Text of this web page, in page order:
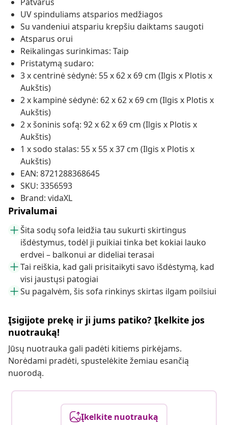
UV spinduliams atsparios medžiagos
Su vandeniui atspariu krepšiu daiktams saugoti
Atsparus orui
Reikalingas surinkimas: Taip
Pristatymą sudaro:
3 x centrinė sėdynė: 55 x 62 x 69 cm (Ilgis x Plotis x
Aukštis)
2 x kampinė sėdynė: 62 x 62 x 69 cm (Ilgis x Plotis x
Aukštis)
2 x šoninis sofą: 92 x 62 x 69 cm (Ilgis x Plotis x
Aukštis)
1 x sodo stalas: 55 x 55 x 37 cm (Ilgis x Plotis x
Aukštis)
EAN: 8721288368645
SKU: 3356593
Brand: vidaXL
Privalumai
Šita sodų sofa leidžia tau sukurti skirtingus
išdėstymus, todėl ji puikiai tinka bet kokiai lauko
erdvei – balkonui ar dideliai terasai
Tai reiškia, kad gali prisitaikyti savo išdėstymą, kad
visi jaustųsi patogiai
Su pagalvėm, šis sofa rinkinys skirtas ilgam poilsiui
Įsigijote prekę ir ji jums patiko? Įkelkite jos
nuotrauką!
Jūsų nuotrauka gali padėti kitiems pirkėjams.
Norėdami pradėti, spustelėkite žemiau esančią
nuorodą.
Įkelkite nuotrauką